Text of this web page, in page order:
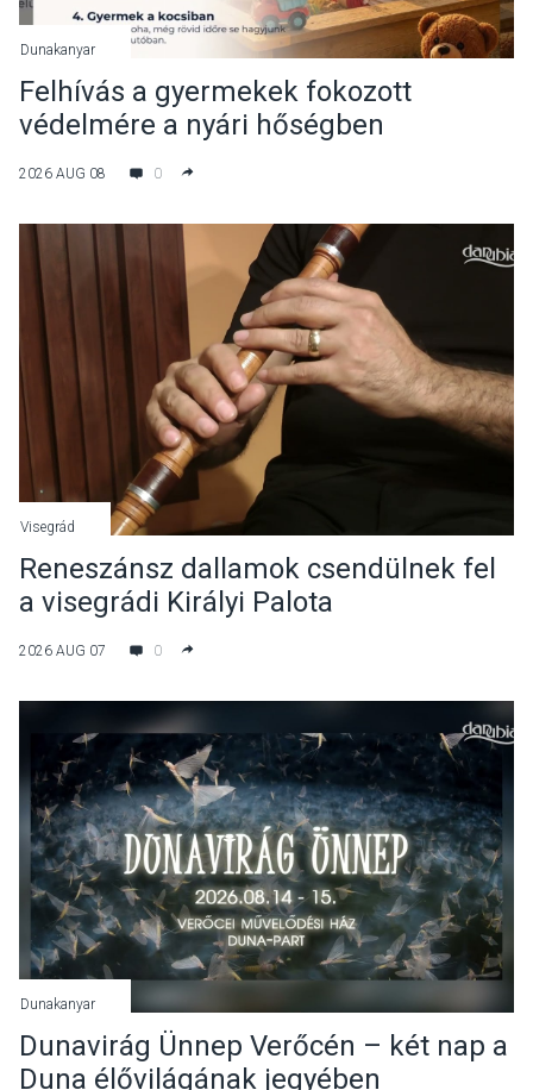
Dunakanyar
Felhívás a gyermekek fokozott
védelmére a nyári hőségben
2026 AUG 08 0
Visegrád
Reneszánsz dallamok csendülnek fel
a visegrádi Királyi Palota
2026 AUG 07 0
Dunakanyar
Dunavirág Ünnep Verőcén – két nap a
Duna élővilágának jegyében